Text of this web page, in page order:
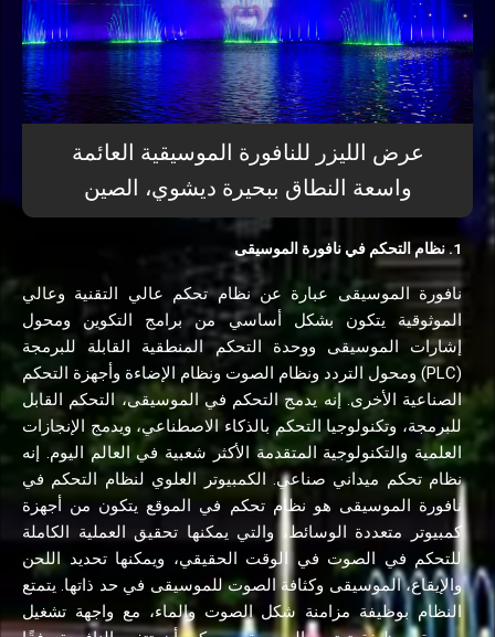
عرض الليزر للنافورة الموسيقية العائمة
واسعة النطاق ببحيرة ديشوي، الصين
1. نظام التحكم في نافورة الموسيقى
نافورة الموسيقى عبارة عن نظام تحكم عالي التقنية وعالي
الموثوقية يتكون بشكل أساسي من برامج التكوين ومحول
إشارات الموسيقى ووحدة التحكم المنطقية القابلة للبرمجة
(PLC) ومحول التردد ونظام الصوت ونظام الإضاءة وأجهزة التحكم
الصناعية الأخرى. إنه يدمج التحكم في الموسيقى، التحكم القابل
للبرمجة، وتكنولوجيا التحكم بالذكاء الاصطناعي، ويدمج الإنجازات
العلمية والتكنولوجية المتقدمة الأكثر شعبية في العالم اليوم. إنه
نظام تحكم ميداني صناعي. الكمبيوتر العلوي لنظام التحكم في
نافورة الموسيقى هو نظام تحكم في الموقع يتكون من أجهزة
كمبيوتر متعددة الوسائط، والتي يمكنها تحقيق العملية الكاملة
للتحكم في الصوت في الوقت الحقيقي، ويمكنها تحديد اللحن
والإيقاع، الموسيقى وكثافة الصوت للموسيقى في حد ذاتها. يتمتع
النظام بوظيفة مزامنة شكل الصوت والماء، مع واجهة تشغيل